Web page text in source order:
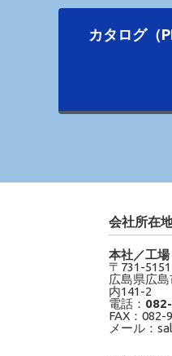
カタログ（
会社所在
本社／工場
〒731-5151
広島県広
内141-2
電話：
FAX：082-
メール：